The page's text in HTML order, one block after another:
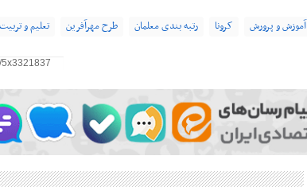
آموزش و پرورش کرونا رتبه بندی معلمان طرح مهرآفرین تعلیم و تربیت